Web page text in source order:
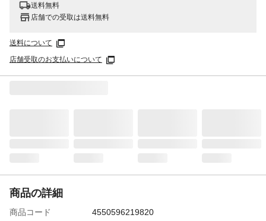
送料無料
店舗での受取は送料無料
送料について
店舗受取のお支払いについて
商品の詳細
商品コード
4550596219820